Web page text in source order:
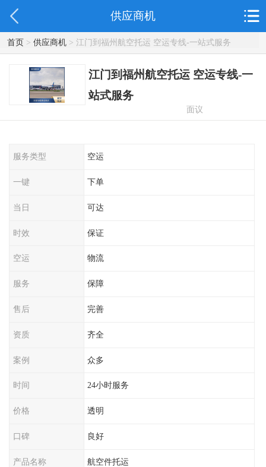
供应商机
首页> 供应商机> 江门到福州航空托运 空运专线-一站式服务
江门到福州航空托运 空运专线-一
站式服务
面议
服务类型 空运
一键 下单
当日 可达
时效 保证
空运 物流
服务 保障
售后 完善
资质 齐全
案例 众多
时间 24小时服务
价格 透明
口碑 良好
产品名称 航空件托运